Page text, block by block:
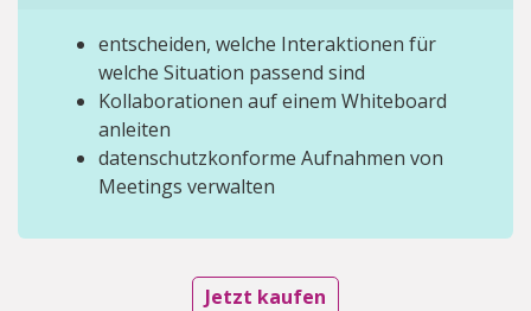
entscheiden, welche Interaktionen für
welche Situation passend sind
Kollaborationen auf einem Whiteboard
anleiten
datenschutzkonforme Aufnahmen von
Meetings verwalten
Jetzt kaufen